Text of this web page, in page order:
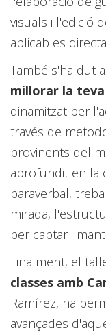
visuals i l'edició
aplicables
També s'ha dut
millorar la
dinamitzat per
través de
provinents del
aprofundit en la
paraverbal,
mirada,
per captar i
Finalment, el
classes amb
Ramírez, ha
avançades